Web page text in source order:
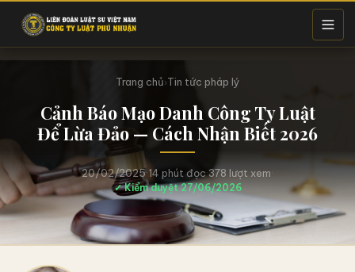
Trang chủ›Tin tức pháp lý
Cảnh Báo Mạo Danh Công Ty Luật
Để Lừa Đảo — Cách Nhận Biết 2026
20/02/2025·14 phút đọc·378 lượt xem·
✓ Kiểm duyệt 27/06/2026